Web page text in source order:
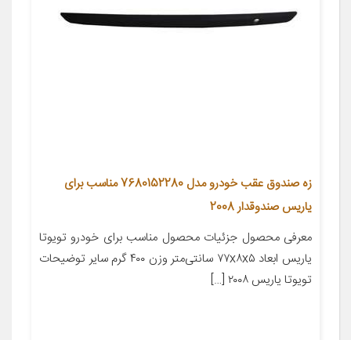
زه صندوق عقب خودرو مدل 7680152280 مناسب برای
یاریس صندوقدار 2008
معرفی محصول جزئیات محصول مناسب برای خودرو تویوتا
یاریس ابعاد ۷۷x۸x۵ سانتی‌متر وزن ۴۰۰ گرم سایر توضیحات
تویوتا یاریس ۲۰۰۸ […]